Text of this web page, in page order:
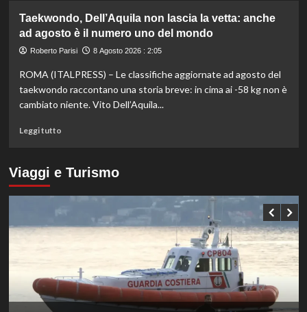
Impresa
di
Kelly
a
16
anni
ai
Mondiali
Taekwondo, Dell’Aquila non lascia la vetta: anche
ad agosto è il numero uno del mondo
Roberto Parisi 8 Agosto 2026 : 2:05
ROMA (ITALPRESS) – Le classifiche aggiornate ad agosto del
taekwondo raccontano una storia breve: in cima ai -58 kg non è
cambiato niente. Vito Dell’Aquila...
Leggi tuttoLeggi
su
Taekwondo,
Dell’Aquila
la
agosto
è
Viaggi e Turismo